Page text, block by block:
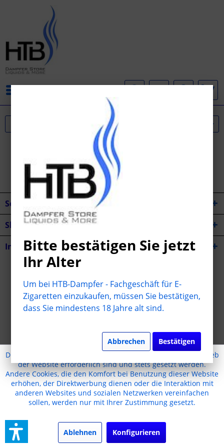
Service Hotline
Shop Service
Informationen
Cookie-Einstellungen Jugendschutz
Kontakt
Versand und Zahlungsbedingungen
Widerrufsrecht
Erstellt mit Liebe ❤
Diese Website benutzt Cookies, die für den technischen Betrieb
der Website erforderlich sind und stets gesetzt werden.
Andere Cookies, die den Komfort bei Benutzung dieser Website
erhöhen, der Direktwerbung dienen oder die Interaktion mit
anderen Websites und sozialen Netzwerken vereinfachen
sollen, werden nur mit Ihrer Zustimmung gesetzt.
Ablehnen Konfigurieren
Bitte bestätigen Sie jetzt
Ihr Alter
Um bei HTB-Dampfer - Fachgeschäft für E-
Zigaretten einzukaufen, müssen Sie bestätigen,
dass Sie mindestens 18 Jahre alt sind.
Abbrechen Bestätigen